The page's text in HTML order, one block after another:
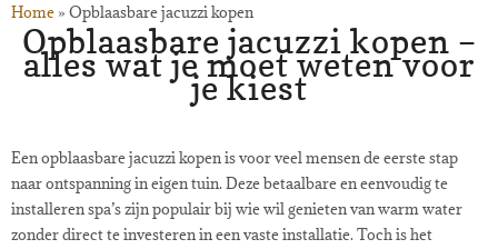
Home » Opblaasbare jacuzzi kopen
Opblaasbare jacuzzi kopen –
alles wat je moet weten voor
je kiest
Een opblaasbare jacuzzi kopen is voor veel mensen de eerste stap
naar ontspanning in eigen tuin. Deze betaalbare en eenvoudig te
installeren spa’s zijn populair bij wie wil genieten van warm water
zonder direct te investeren in een vaste installatie. Toch is het